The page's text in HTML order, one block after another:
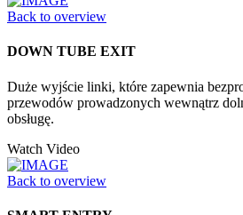
Back to overview
DOWN TUBE EXIT
Duże wyjście linki, które zapewnia
przewodów prowadzonych wewnątrz
obsługę.
Watch Video
Back to overview